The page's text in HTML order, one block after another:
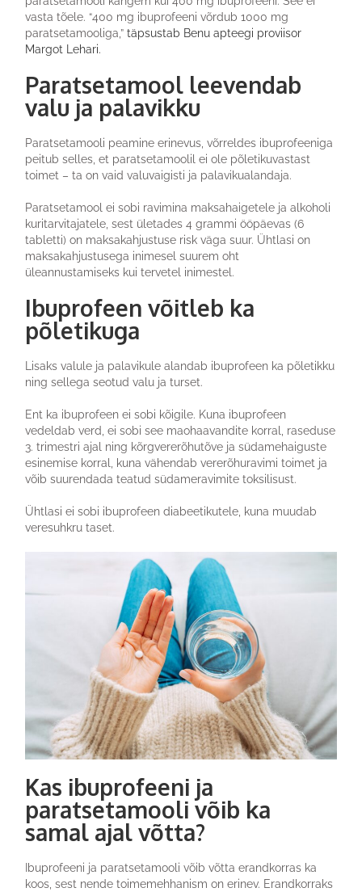
vasta tõele. “400 mg ibuprofeeni võrdub 1000 mg
paratsetamooliga,”täpsustab Benu apteegi proviisor
Margot Lehari.
Paratsetamool leevendab
valu ja palavikku
Paratsetamooli peamine erinevus, võrreldes ibuprofeeniga
peitub selles, et paratsetamoolil ei ole põletikuvastast
toimet – ta on vaid valuvaigisti ja palavikualandaja.
Paratsetamool ei sobi ravimina maksahaigetele ja alkoholi
kuritarvitajatele, sest ületades 4 grammi ööpäevas (6
tabletti) on maksakahjustuse risk väga suur. Ühtlasi on
maksakahjustusega inimesel suurem oht
üleannustamiseks kui tervetel inimestel.
Ibuprofeen võitleb ka
põletikuga
Lisaks valule ja palavikule alandab ibuprofeen ka põletikku
ning sellega seotud valu ja turset.
Ent ka ibuprofeen ei sobi kõigile. Kuna ibuprofeen
vedeldab verd, ei sobi see maohaavandite korral, raseduse
3. trimestri ajal ning kõrgvererõhutõve ja südamehaiguste
esinemise korral, kuna vähendab vererõhuravimi toimet ja
võib suurendada teatud südameravimite toksilisust.
Ühtlasi ei sobi ibuprofeen diabeetikutele, kuna muudab
veresuhkru taset.
Kas ibuprofeeni ja
paratsetamoolivõib ka
samal ajal võtta?
Ibuprofeeni ja paratsetamooli võib võtta erandkorras ka
koos, sest nende toimemehhanism on erinev. Erandkorraks